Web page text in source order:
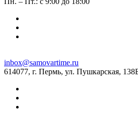
inbox@samovartime.ru
614077, г. Пермь, ул. Пушкарская,